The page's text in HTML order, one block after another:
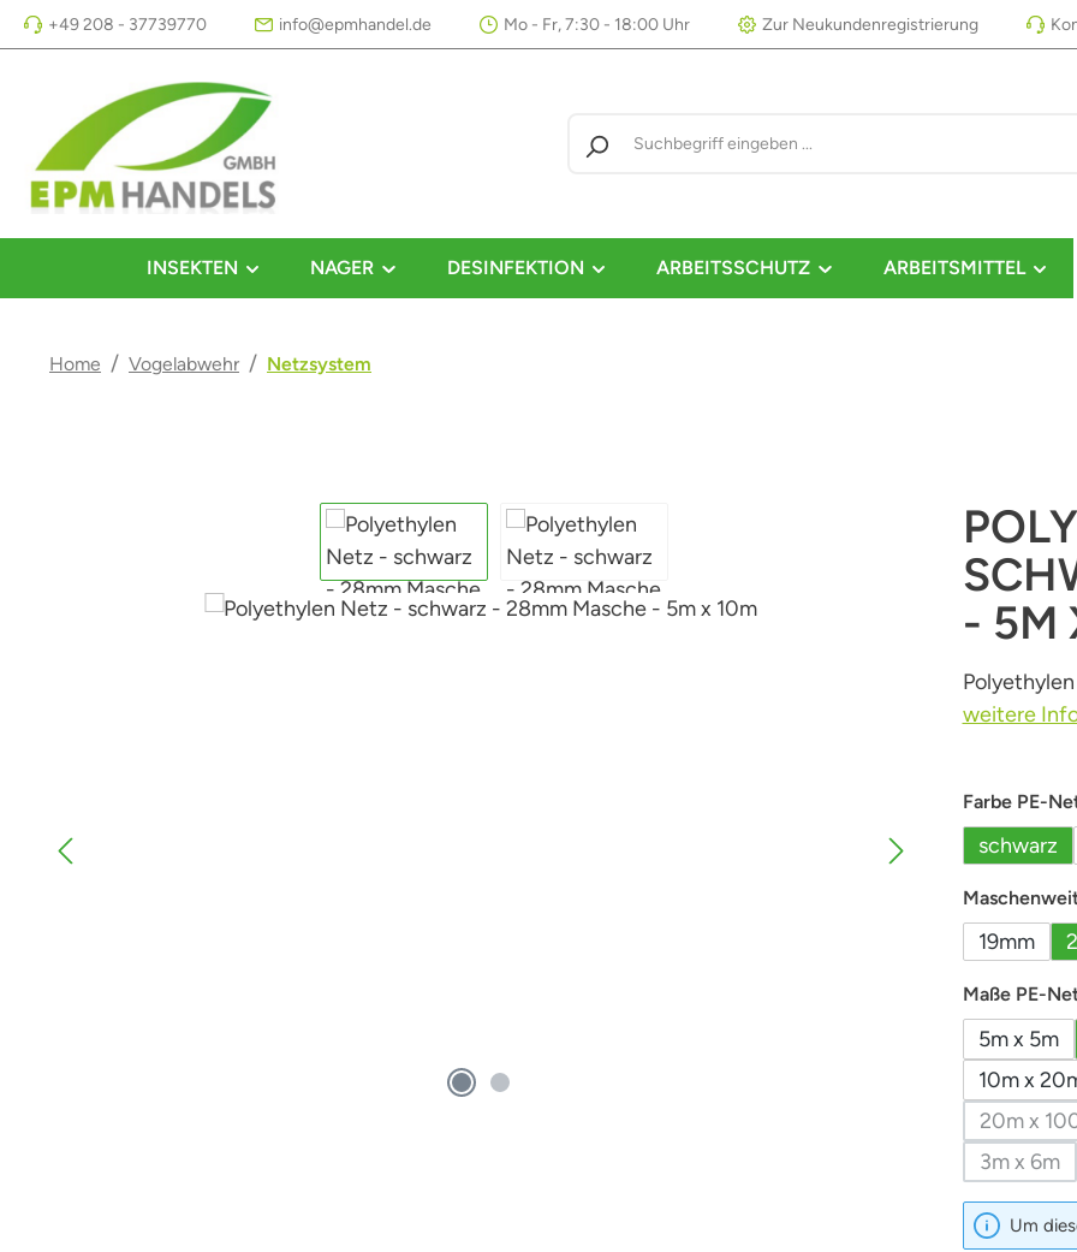
Hauptinhalt springen
Zur Suche springen
Zur Hauptnavigation springen
+49 208 - 37739770 info@epmhandel.de Mo - Fr, 7:30 - 18:00 Uhr Zur Neukundenregistrierung
INSEKTEN NAGER DESINFEKTION ARBEITSSCHUTZ ARBEITSMITTEL
Home / Vogelabwehr / Netzsystem
- 5M
weitere
Farbe PE-
schwarz
19mm
Maße PE-
5m x 5m
10m x
20m x
3m x 6m
(Diese
Um